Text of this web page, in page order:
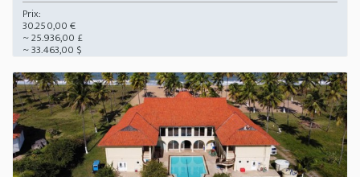
Prix:
30.250,00 €
~ 25.936,00 £
~ 33.463,00 $